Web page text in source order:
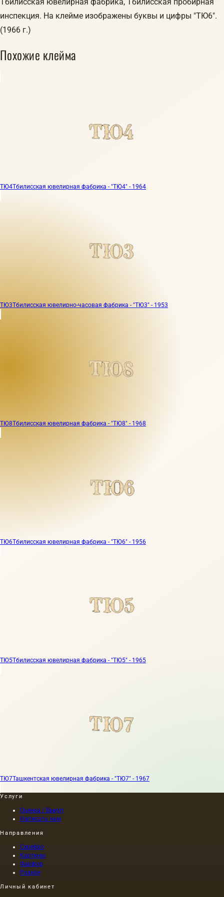
инспекция. На клейме изображены буквы и цифры "ТЮ6".
(1966 г.)
Похожие клейма
ТЮ4Тбилисская ювелирная фабрика - "ТЮ4" - 1964
ТЮ3Тбилисская ювелирно-часовая фабрика - "ТЮ3" - 1953
ТЮ8Тбилисская ювелирная фабрика - "ТЮ8" - 1968
ТЮ6Тбилисская ювелирная фабрика - "ТЮ6" - 1956
ТЮ5Тбилисская ювелирная фабрика - "ТЮ5" - 1965
ТЮ7Ташкентская ювелирная фабрика - "ТЮ7" - 1967
Услуги
Оценка / Выкуп
Написать нам
Направления
Серебро
Картины
Фарфор
Разное
Личный кабинет